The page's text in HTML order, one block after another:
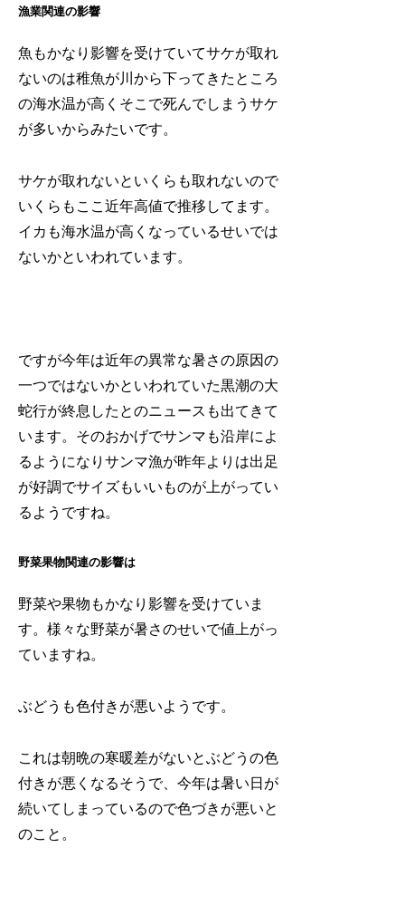
漁業関連の影響
魚もかなり影響を受けていてサケが取れ
ないのは稚魚が川から下ってきたところ
の海水温が高くそこで死んでしまうサケ
が多いからみたいです。
サケが取れないといくらも取れないので
いくらもここ近年高値で推移してます。
イカも海水温が高くなっているせいでは
ないかといわれています。
ですが今年は近年の異常な暑さの原因の
一つではないかといわれていた黒潮の大
蛇行が終息したとのニュースも出てきて
います。そのおかげでサンマも沿岸によ
るようになりサンマ漁が昨年よりは出足
が好調でサイズもいいものが上がってい
るようですね。
野菜果物関連の影響は
野菜や果物もかなり影響を受けていま
す。様々な野菜が暑さのせいで値上がっ
ていますね。
ぶどうも色付きが悪いようです。
これは朝晩の寒暖差がないとぶどうの色
付きが悪くなるそうで、今年は暑い日が
続いてしまっているので色づきが悪いと
のこと。